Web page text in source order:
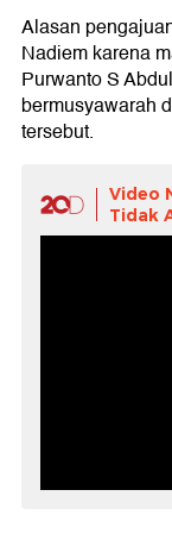
Alasan
Nadiem karena
Purwanto S
bermusyawarah
tersebut.
Video
Tidak